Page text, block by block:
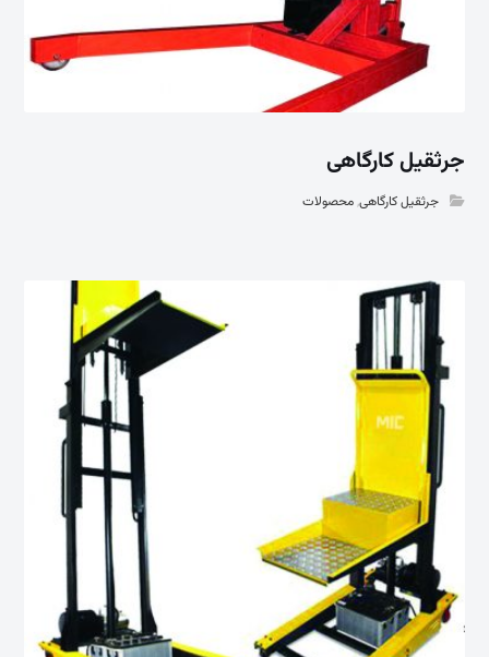
جرثقیل کارگاهی
جرثقیل کارگاهی,محصولات